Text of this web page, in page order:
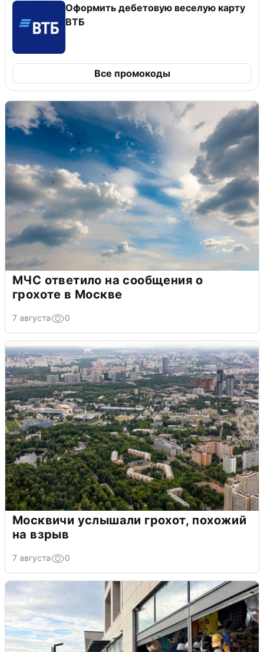
Оформить дебетовую веселую карту
ВТБ
Все промокоды
МЧС ответило на сообщения о
грохоте в Москве
7 августа 0
Москвичи услышали грохот, похожий
на взрыв
7 августа 0